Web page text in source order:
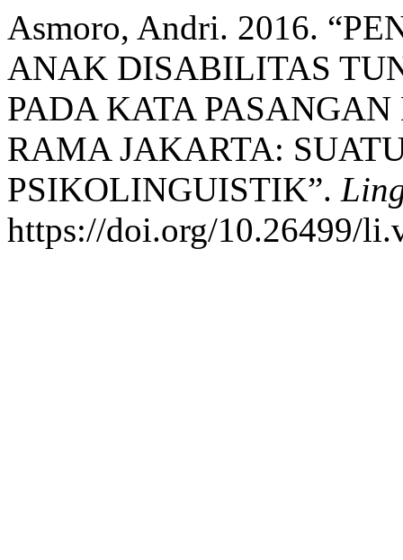
Asmoro, Andri. 2016.
ANAK DISABILITAS
PADA KATA
RAMA JAKARTA:
PSIKOLINGUISTIK”.
https://doi.org/10.26499/